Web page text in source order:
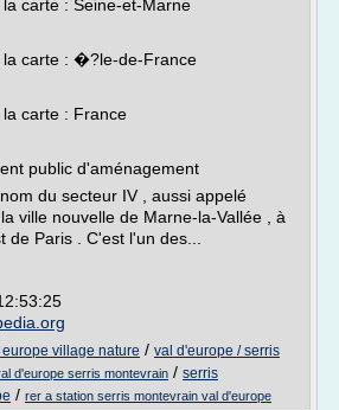
carte : Seine-et-Marne
la carte : �?le-de-France
carte : France
public d'aménagement
du secteur IV , aussi appelé
ville nouvelle de Marne-la-Vallée , à
de Paris . C'est l'un des...
village nature / val d'europe / serris
d'europe serris montevrain / serris
/ rer a station serris montevrain val d'europe